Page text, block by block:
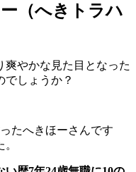
（へきトラハ
爽やかな見た目となった
でしょうか？
たへきほーさんです